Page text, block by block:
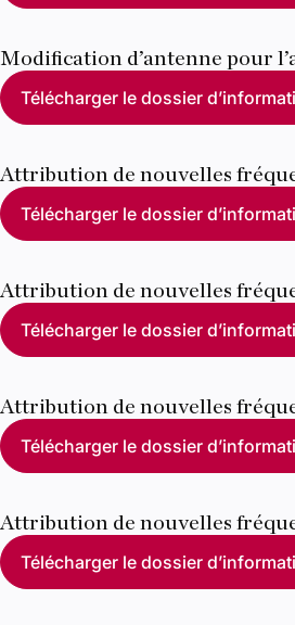
Modification d’antenne pour
Télécharger le dossier
Attribution de nouvelles
Télécharger le dossier
Attribution de nouvelles
Télécharger le dossier
Attribution de nouvelles
Télécharger le dossier
Attribution de nouvelles
Télécharger le dossier